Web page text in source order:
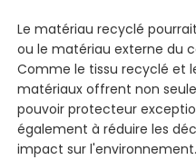
Le matériau recyclé
ou le matériau externe du
Comme le tissu recyclé et
matériaux offrent non
pouvoir protecteur
également à réduire les
impact sur l'environnement.